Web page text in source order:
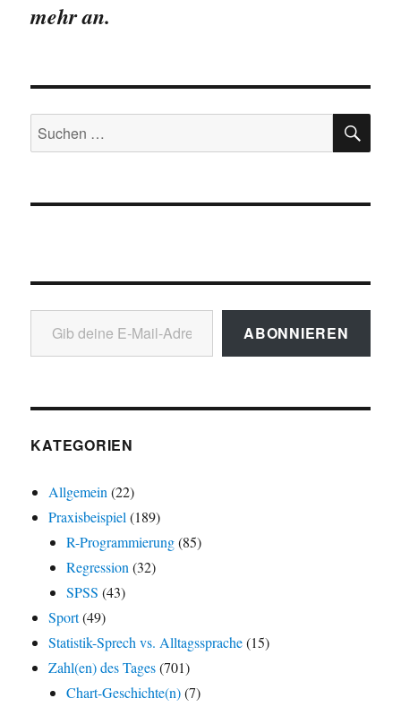
mehr an.
Suchen
nach:
Gib deine E-Mail-Adresse ein ...
ABONNIEREN
KATEGORIEN
Allgemein (22)
Praxisbeispiel (189)
R-Programmierung(85)
Regression (32)
SPSS (43)
Sport(49)
Statistik-Sprech vs. Alltagssprache(15)
Zahl(en) des Tages(701)
Chart-Geschichte(n)(7)